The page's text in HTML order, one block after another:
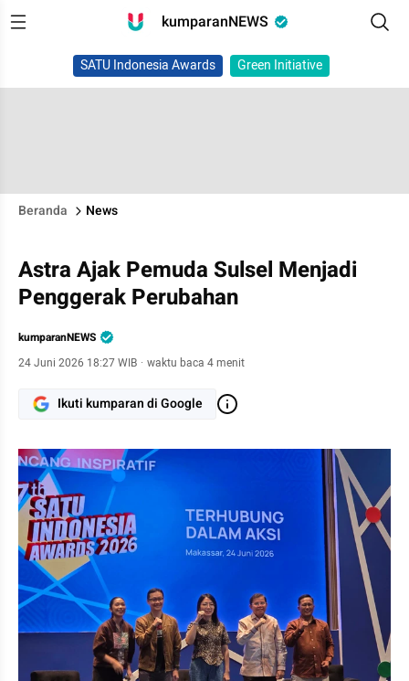
kumparanNEWS
SATU Indonesia Awards Green Initiative
Beranda News
Astra Ajak Pemuda Sulsel Menjadi
Penggerak Perubahan
kumparanNEWS
24 Juni 2026 18:27 WIB · waktu baca 4 menit
Ikuti kumparan di Google